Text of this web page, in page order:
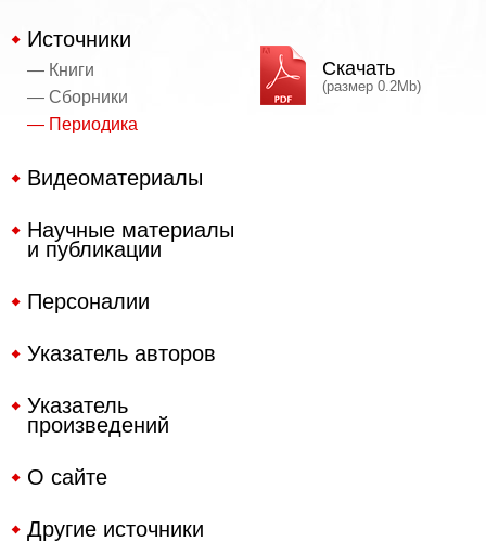
Источники
— Книги
— Сборники
— Периодика
Видеоматериалы
Научные материалы
и публикации
Персоналии
Указатель авторов
Указатель
произведений
О сайте
Другие источники
Скачать
(размер 0.2Mb)